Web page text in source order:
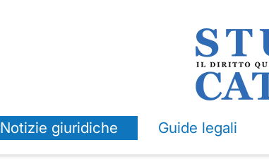
Notizie giuridiche Guide legali